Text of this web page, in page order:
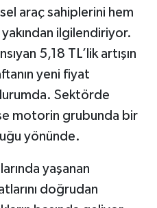
araç sahiplerini hem
yakından ilgilendiriyor.
5,18 TL’lik artışın
yeni fiyat
Sektörde
motorin grubunda bir
yönünde.
yaşanan
doğrudan